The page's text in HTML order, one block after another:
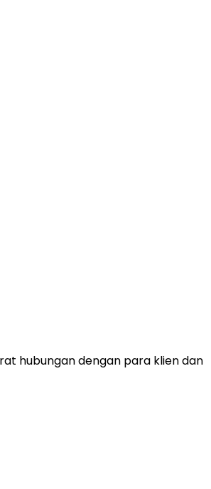
hubungan dengan para klien dan